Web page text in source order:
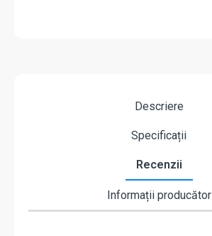
Descriere
Specificații
Recenzii
Informații producător